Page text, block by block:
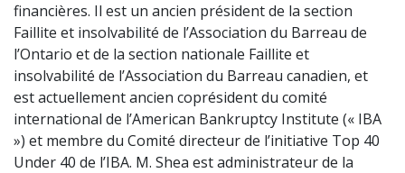
financières. Il est un ancien président de la section
Faillite et insolvabilité de l’Association du Barreau de
l’Ontario et de la section nationale Faillite et
insolvabilité de l’Association du Barreau canadien, et
est actuellement ancien coprésident du comité
international de l’American Bankruptcy Institute (« IBA
») et membre du Comité directeur de l’initiative Top 40
Under 40 de l’IBA. M. Shea est administrateur de la